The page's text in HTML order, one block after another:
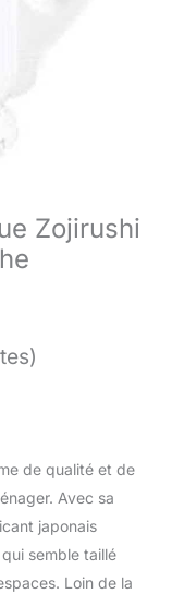
Zojirushi
de qualité et de
Avec sa
japonais
semble taillé
Loin de la